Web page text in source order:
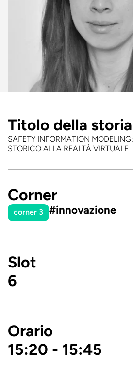
Titolo della storia
SAFETY INFORMATION
STORICO ALLA REALTÀ VIRTUALE
Corner
corner 3 #innovazione
Slot
6
Orario
15:20 - 15:45